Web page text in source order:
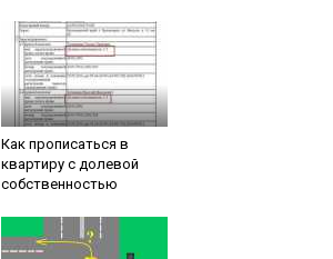
Как прописаться в
квартиру с долевой
собственностью